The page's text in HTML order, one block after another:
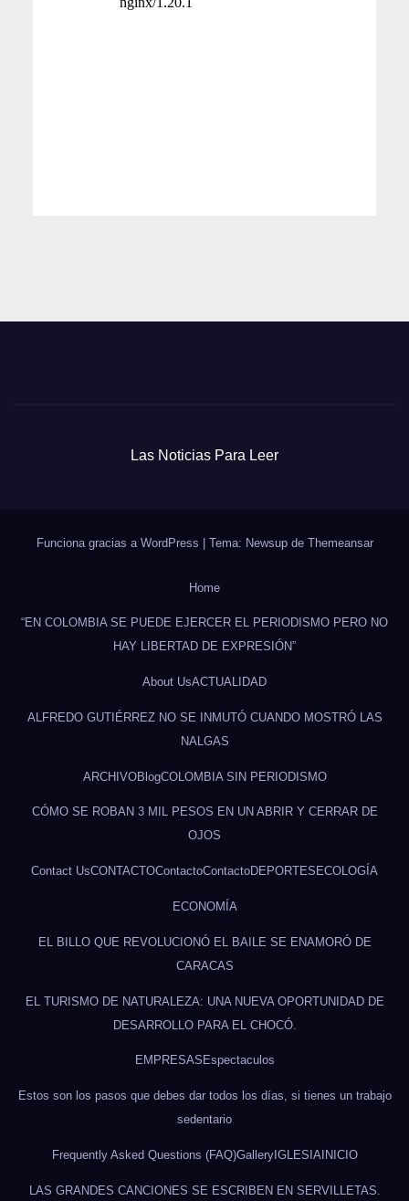
Las Noticias Para Leer
Funciona gracias a WordPress Tema: Newsup de Themeansar
Home
“EN COLOMBIA SE PUEDE EJERCER EL PERIODISMO PERO NO
HAY LIBERTAD DE EXPRESIÓN”
About UsACTUALIDAD
ALFREDO GUTIÉRREZ NO SE INMUTÓ CUANDO MOSTRÓ LAS
NALGAS
ARCHIVOBlogCOLOMBIA SIN PERIODISMO
CÓMO SE ROBAN 3 MIL PESOS EN UN ABRIR Y CERRAR DE
OJOS
Contact UsCONTACTOContactoContactoDEPORTES ECOLOGÍA
ECONOMÍA
EL BILLO QUE REVOLUCIONÓ EL BAILE SE ENAMORÓ DE
CARACAS
EL TURISMO DE NATURALEZA: UNA NUEVA OPORTUNIDAD DE
DESARROLLO PARA EL CHOCÓ.
EMPRESAS Espectaculos
Estos son los pasos que debes dar todos los días, si tienes un trabajo
sedentario
Frequently Asked Questions (FAQ)GalleryIGLESIA INICIO
LAS GRANDES CANCIONES SE ESCRIBEN EN SERVILLETAS.